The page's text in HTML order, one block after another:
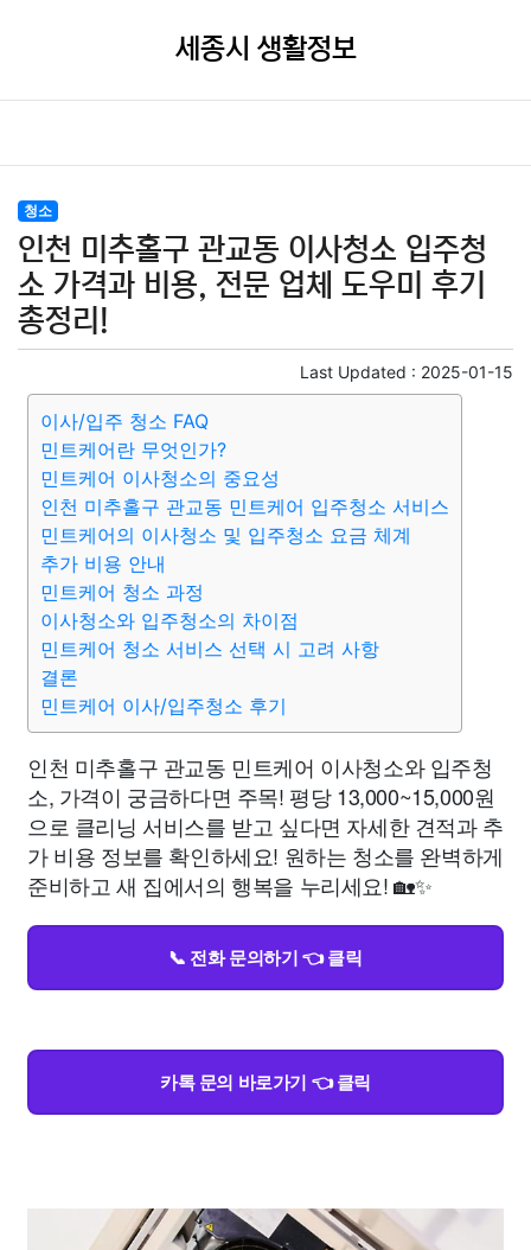
세종시 생활정보
청소
인천 미추홀구 관교동 이사청소 입주청
소 가격과 비용, 전문 업체 도우미 후기
총정리!
Last Updated : 2025-01-15
이사/입주 청소 FAQ
민트케어란 무엇인가?
민트케어 이사청소의 중요성
인천 미추홀구 관교동 민트케어 입주청소 서비스
민트케어의 이사청소 및 입주청소 요금 체계
추가 비용 안내
민트케어 청소 과정
이사청소와 입주청소의 차이점
민트케어 청소 서비스 선택 시 고려 사항
결론
민트케어 이사/입주청소 후기
인천 미추홀구 관교동 민트케어 이사청소와 입주청
소, 가격이 궁금하다면 주목! 평당 13,000~15,000원
으로 클리닝 서비스를 받고 싶다면 자세한 견적과 추
가 비용 정보를 확인하세요! 원하는 청소를 완벽하게
준비하고 새 집에서의 행복을 누리세요! 🏡✨
📞 전화 문의하기 👈 클릭
카톡 문의 바로가기 👈 클릭